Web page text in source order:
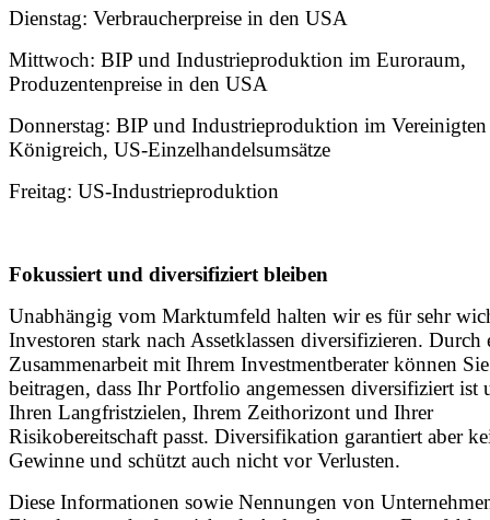
Dienstag: Verbraucherpreise in den USA
Mittwoch: BIP und Industrieproduktion im Euroraum,
Produzentenpreise in den USA
Donnerstag: BIP und Industrieproduktion im Vereinigten
Königreich, US-Einzelhandelsumsätze
Freitag: US-Industrieproduktion
Fokussiert und diversifiziert bleiben
Unabhängig vom Marktumfeld halten wir es für sehr
Investoren stark nach Assetklassen diversifizieren. Durch
Zusammenarbeit mit Ihrem Investmentberater können
beitragen, dass Ihr Portfolio angemessen diversifiziert ist
Ihren Langfristzielen, Ihrem Zeithorizont und Ihrer
Risikobereitschaft passt. Diversifikation garantiert aber
Gewinne und schützt auch nicht vor Verlusten.
Diese Informationen sowie Nennungen von